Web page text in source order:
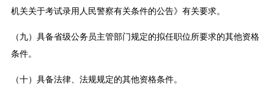
机关关于考试录用人民警察有关条件的公告》有关要求。
（九）具备省级公务员主管部门规定的拟任职位所要求的其他资格
条件。
（十）具备法律、法规规定的其他资格条件。